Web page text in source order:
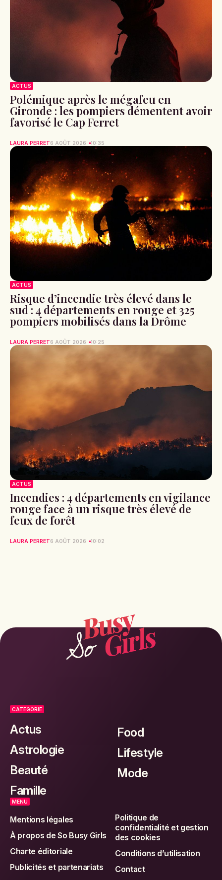
ACTUS
Polémique après le mégafeu en
Gironde : les pompiers démentent avoir
favorisé le Cap Ferret
LAURA PERRET6 AOÛT 2026 10:35
ACTUS
Risque d’incendie très élevé dans le
sud : 4 départements en rouge et 325
pompiers mobilisés dans la Drôme
LAURA PERRET6 AOÛT 2026 10:25
ACTUS
Incendies : 4 départements en vigilance
rouge face à un risque très élevé de
feux de forêt
LAURA PERRET6 AOÛT 2026 10:02
CATEGORIE
Actus
Astrologie
Beauté
Famille
Food
Lifestyle
Mode
MENU
Mentions légales
À propos de So Busy Girls
Charte éditoriale
Publicités et partenariats
Politique de
confidentialité et gestion
des cookies
Conditions d’utilisation
Contact